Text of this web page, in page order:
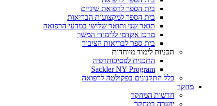
בית הספר לרפואת שיניים
בית הספר למקצועות הבריאות
תואר שני ותואר שלישי במדעי הרפואה
מרכז אקדמי ללימודי המשך
בית ספר לבריאות הציבור
תכניות לימוד מיוחדות
התכנית לפסיכותרפיה
Sackler NY Program
כלל התקנונים בפקולטה לרפואה
מחקר
חדשות המחקר
יושרה במחקר